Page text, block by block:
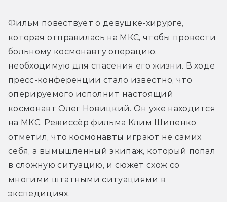
Фильм повествует о девушке-хирурге,
которая отправилась на МКС, чтобы провести
больному космонавту операцию,
необходимую для спасения его жизни. В ходе
пресс-конференции стало известно, что
оперируемого исполнит настоящий
космонавт Олег Новицкий. Он уже находится
на МКС. Режиссёр фильма Клим Шипенко
отметил, что космонавты играют не самих
себя, а вымышленный экипаж, который попал
в сложную ситуацию, и сюжет схож со
многими штатными ситуациями в
экспедициях.